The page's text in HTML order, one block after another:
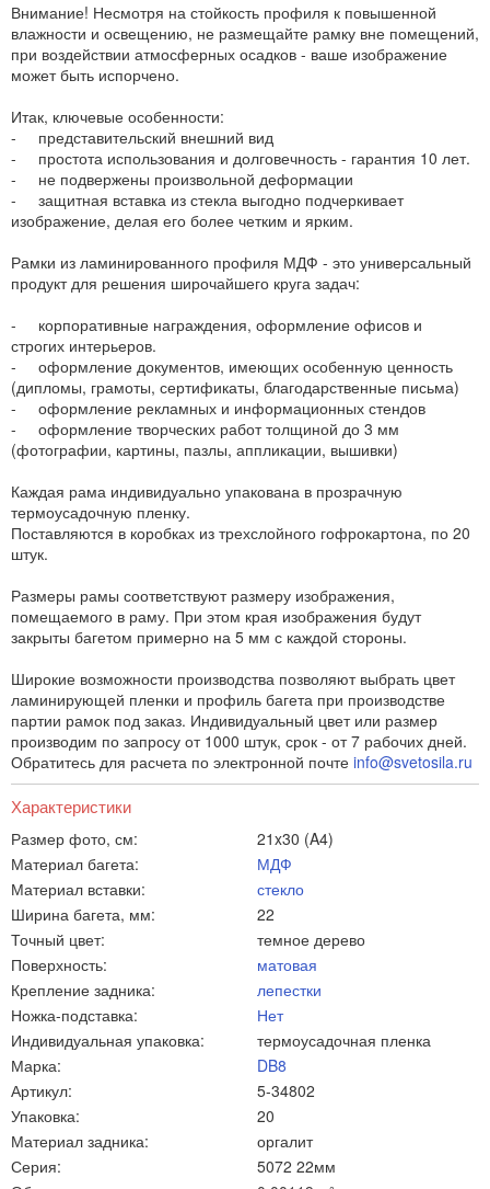
Внимание! Несмотря на стойкость профиля к повышенной
влажности и освещению, не размещайте рамку вне помещений,
при воздействии атмосферных осадков - ваше изображение
может быть испорчено.
Итак, ключевые особенности:
- представительский внешний вид
- простота использования и долговечность - гарантия 10 лет.
- не подвержены произвольной деформации
- защитная вставка из стекла выгодно подчеркивает
изображение, делая его более четким и ярким.
Рамки из ламинированного профиля МДФ - это универсальный
продукт для решения широчайшего круга задач:
- корпоративные награждения, оформление офисов и
строгих интерьеров.
- оформление документов, имеющих особенную ценность
(дипломы, грамоты, сертификаты, благодарственные письма)
- оформление рекламных и информационных стендов
- оформление творческих работ толщиной до 3 мм
(фотографии, картины, пазлы, аппликации, вышивки)
Каждая рама индивидуально упакована в прозрачную
термоусадочную пленку.
Поставляются в коробках из трехслойного гофрокартона, по 20
штук.
Размеры рамы соответствуют размеру изображения,
помещаемого в раму. При этом края изображения будут
закрыты багетом примерно на 5 мм с каждой стороны.
Широкие возможности производства позволяют выбрать цвет
ламинирующей пленки и профиль багета при производстве
партии рамок под заказ. Индивидуальный цвет или размер
производим по запросу от 1000 штук, срок - от 7 рабочих дней.
Обратитесь для расчета по электронной почте info@svetosila.ru
Характеристики
Размер фото, см:
21x30 (A4)
Материал багета:
МДФ
Материал вставки:
стекло
Ширина багета, мм:
22
Точный цвет:
темное дерево
Поверхность:
матовая
Крепление задника:
лепестки
Ножка-подставка:
Нет
Индивидуальная упаковка:
термоусадочная пленка
Марка:
DB8
Артикул:
5-34802
Упаковка:
20
Материал задника:
оргалит
Серия:
5072 22мм